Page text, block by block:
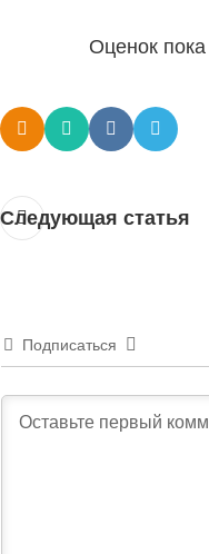
Оценок
Следующая статья
Подписаться